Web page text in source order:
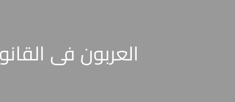
العربون فى